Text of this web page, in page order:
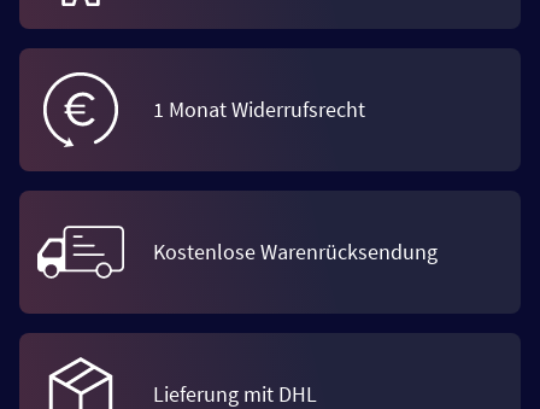
1 Monat Widerrufsrecht
Kostenlose Warenrücksendung
Lieferung mit DHL